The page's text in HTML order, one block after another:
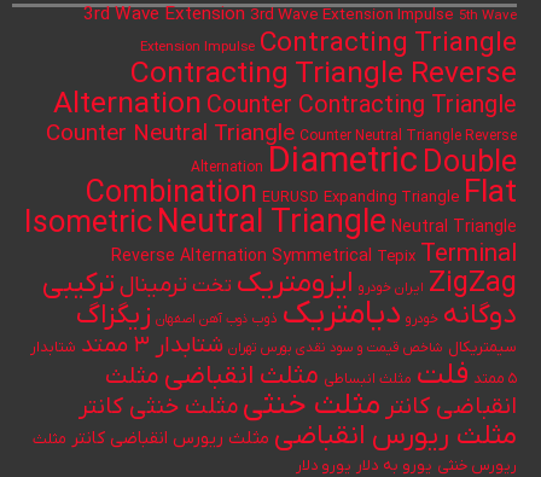
3rd Wave Extension 3rd Wave Extension Impulse 5th Wave
Extension Impulse Contracting Triangle
Contracting Triangle Reverse
Alternation Counter Contracting Triangle
Counter Neutral Triangle Counter Neutral Triangle Reverse
Alternation Diametric Double
Combination EURUSD Expanding Triangle Flat
IsometricNeutral Triangle Neutral Triangle
Reverse Alternation Symmetrical Tepix Terminal
ZigZag ایران خودرو ایزومتریک تختترمینال ترکیبی
دوگانه خودرو دیامتریک ذوب ذوب آهن اصفهان زیگزاگ
سیمتریکال شاخص قیمت و سود نقدی بورس تهران شتابدار ۳ ممتد
شتابدار
۵ ممتد
فلت مثلث انبساطی مثلث انقباضی مثلث
انقباضی کانتر مثلث خنثی مثلث خنثی کانتر
مثلث ریورس انقباضی مثلث ریورس انقباضی کانتر مثلث
ریورس خنثی یورو به دلار یورو دلار